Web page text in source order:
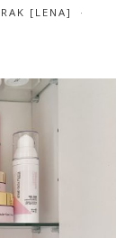
75
lista
[LENA]